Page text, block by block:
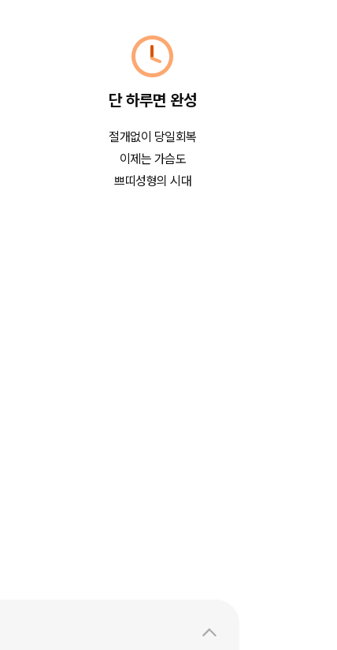
단 하루면 완성
절개없이 당일회복
이제는 가슴도
쁘띠성형의 시대